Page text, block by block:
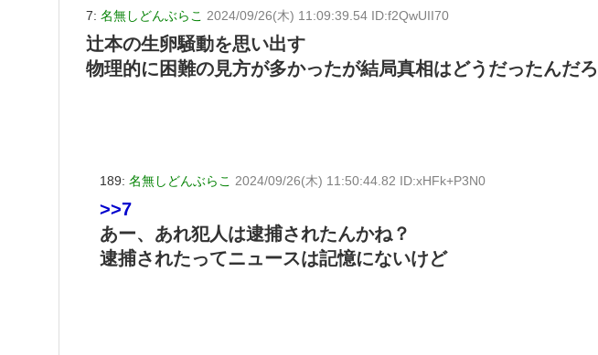
7: 名無しどんぶらこ 2024/09/26(木) 11:09:39.54 ID:f2QwUII70
辻本の生卵騒動を思い出す
物理的に困難の見方が多かったが結局真相はどうだったんだ
189: 名無しどんぶらこ 2024/09/26(木) 11:50:44.82 ID:xHFk+P3N0
>>7
あー、あれ犯人は逮捕されたんかね？
逮捕されたってニュースは記憶にないけど